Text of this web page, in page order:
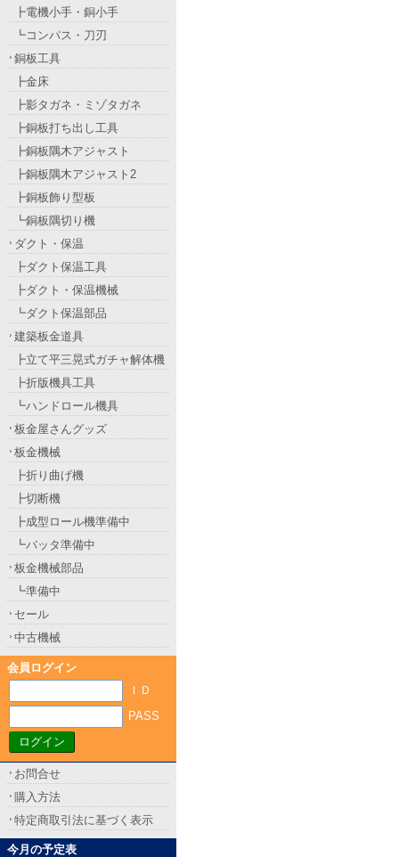
┣電機小手・銅小手
┗コンパス・刀刃
銅板工具
┣金床
┣影タガネ・ミゾタガネ
┣銅板打ち出し工具
┣銅板隅木アジャスト
┣銅板隅木アジャスト2
┣銅板飾り型板
┗銅板隅切り機
ダクト・保温
┣ダクト保温工具
┣ダクト・保温機械
┗ダクト保温部品
建築板金道具
┣立て平三晃式ガチャ解体機
┣折版機具工具
┗ハンドロール機具
板金屋さんグッズ
板金機械
┣折り曲げ機
┣切断機
┣成型ロール機準備中
┗バッタ準備中
板金機械部品
┗準備中
セール
中古機械
会員ログイン
ＩＤ
PASS
お問合せ
購入方法
特定商取引法に基づく表示
今月の予定表